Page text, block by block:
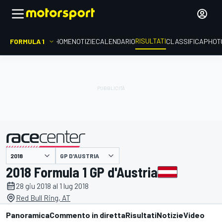
FORMULA 1 HOMENOTIZIECALENDARIORISULTATICLASSIFICA
presentato da GP D'AUSTRIA
2018 Formula 1 GP d'Austria
28 giu 2018 al 1 lug 2018
Red Bull Ring, AT
PanoramicaCommento in direttaRisultatiNotizieVideo